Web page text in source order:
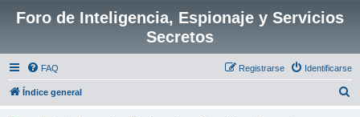
Foro de Inteligencia, Espionaje y Servicios
Secretos
FAQ Identificarse
Registrarse
Índice general